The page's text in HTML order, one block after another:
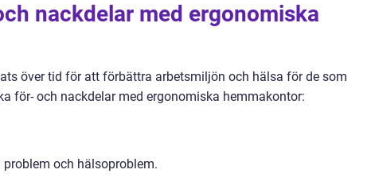
nackdelar med ergonomiska
över tid för att förbättra arbetsmiljön och hälsa för de som
för- och nackdelar med ergonomiska hemmakontor:
och hälsoproblem.